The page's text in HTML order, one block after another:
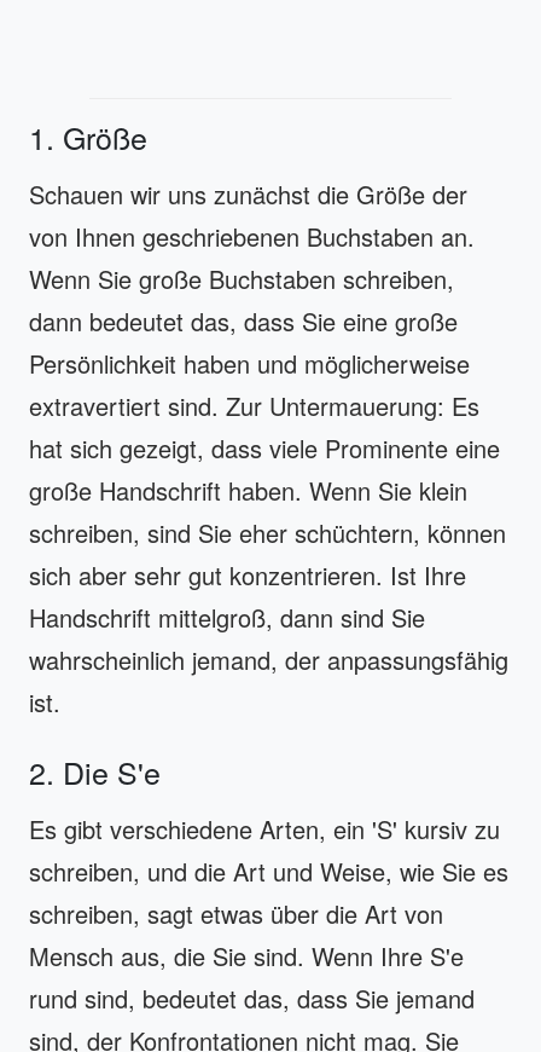
1. Größe
Schauen wir uns zunächst die Größe der
von Ihnen geschriebenen Buchstaben an.
Wenn Sie große Buchstaben schreiben,
dann bedeutet das, dass Sie eine große
Persönlichkeit haben und möglicherweise
extravertiert sind. Zur Untermauerung: Es
hat sich gezeigt, dass viele Prominente eine
große Handschrift haben. Wenn Sie klein
schreiben, sind Sie eher schüchtern, können
sich aber sehr gut konzentrieren. Ist Ihre
Handschrift mittelgroß, dann sind Sie
wahrscheinlich jemand, der anpassungsfähig
ist.
2. Die S'e
Es gibt verschiedene Arten, ein 'S' kursiv zu
schreiben, und die Art und Weise, wie Sie es
schreiben, sagt etwas über die Art von
Mensch aus, die Sie sind. Wenn Ihre S'e
rund sind, bedeutet das, dass Sie jemand
sind, der Konfrontationen nicht mag. Sie